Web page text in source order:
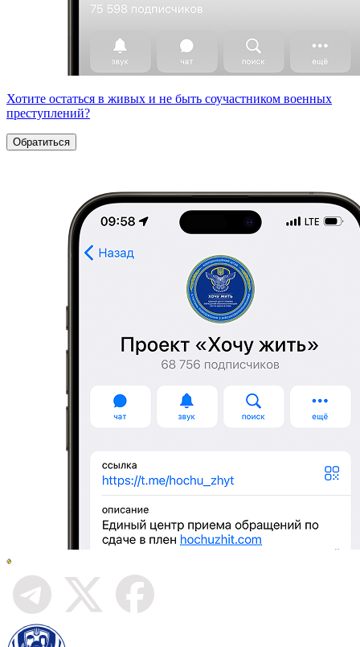
Хотите остаться в живых и не быть соучастником военных
преступлений?
Обратиться